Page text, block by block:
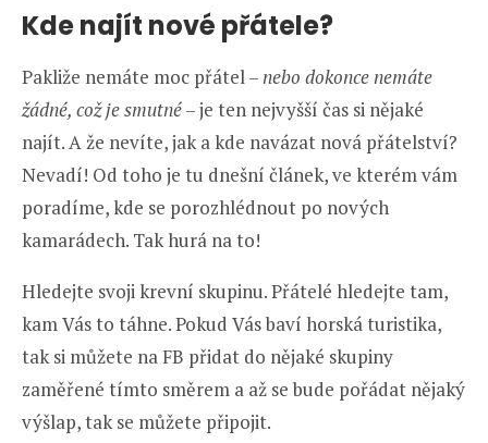
Kde najít nové přátele?
Pakliže nemáte moc přátel –nebo dokonce nemáte
žádné, což je smutné– je ten nejvyšší čas si nějaké
najít. A že nevíte, jak a kde navázat nová přátelství?
Nevadí! Od toho je tu dnešní článek, ve kterém vám
poradíme, kde se porozhlédnout po nových
kamarádech. Tak hurá na to!
Hledejte svoji krevní skupinu. Přátelé hledejte tam,
kam Vás to táhne. Pokud Vás baví horská turistika,
tak si můžete na FB přidat do nějaké skupiny
zaměřené tímto směrem a až se bude pořádat nějaký
výšlap, tak se můžete připojit.